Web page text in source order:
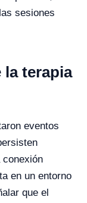
sesiones
la terapia
eventos
conexión
en un entorno
que el